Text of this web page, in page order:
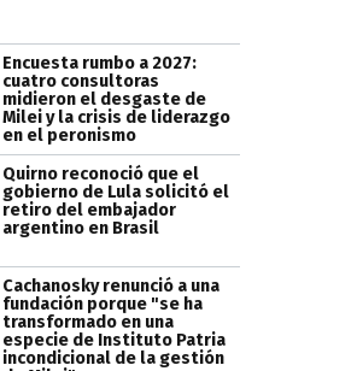
Encuesta rumbo a 2027:
cuatro consultoras
midieron el desgaste de
Milei y la crisis de liderazgo
en el peronismo
Quirno reconoció que el
gobierno de Lula solicitó el
retiro del embajador
argentino en Brasil
Cachanosky renunció a una
fundación porque "se ha
transformado en una
especie de Instituto Patria
incondicional de la gestión